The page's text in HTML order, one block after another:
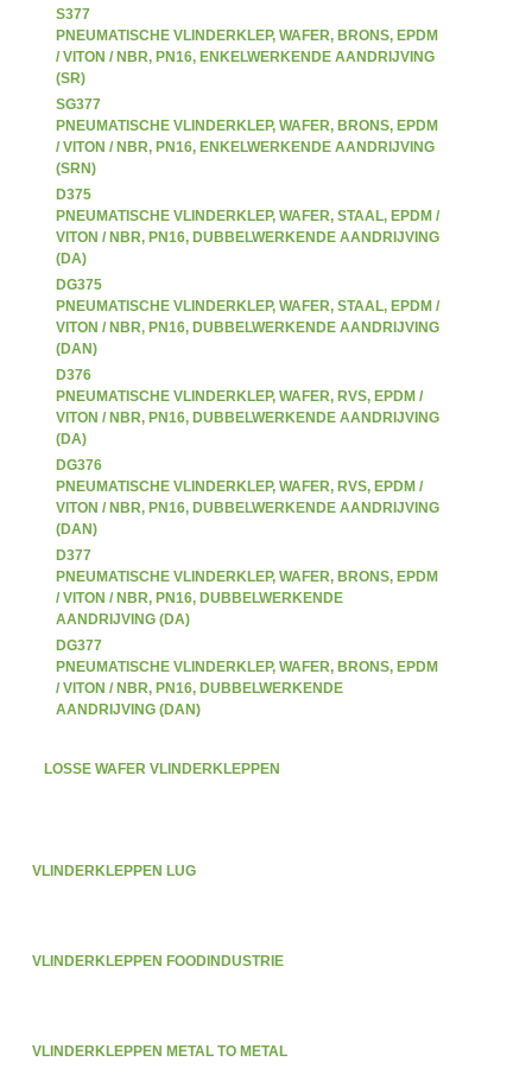
S377
PNEUMATISCHE VLINDERKLEP, WAFER, BRONS, EPDM
/ VITON / NBR, PN16, ENKELWERKENDE AANDRIJVING
(SR)
SG377
PNEUMATISCHE VLINDERKLEP, WAFER, BRONS, EPDM
/ VITON / NBR, PN16, ENKELWERKENDE AANDRIJVING
(SRN)
D375
PNEUMATISCHE VLINDERKLEP, WAFER, STAAL, EPDM /
VITON / NBR, PN16, DUBBELWERKENDE AANDRIJVING
(DA)
DG375
PNEUMATISCHE VLINDERKLEP, WAFER, STAAL, EPDM /
VITON / NBR, PN16, DUBBELWERKENDE AANDRIJVING
(DAN)
D376
PNEUMATISCHE VLINDERKLEP, WAFER, RVS, EPDM /
VITON / NBR, PN16, DUBBELWERKENDE AANDRIJVING
(DA)
DG376
PNEUMATISCHE VLINDERKLEP, WAFER, RVS, EPDM /
VITON / NBR, PN16, DUBBELWERKENDE AANDRIJVING
(DAN)
D377
PNEUMATISCHE VLINDERKLEP, WAFER, BRONS, EPDM
/ VITON / NBR, PN16, DUBBELWERKENDE
AANDRIJVING (DA)
DG377
PNEUMATISCHE VLINDERKLEP, WAFER, BRONS, EPDM
/ VITON / NBR, PN16, DUBBELWERKENDE
AANDRIJVING (DAN)
LOSSE WAFER VLINDERKLEPPEN
VLINDERKLEPPEN LUG
VLINDERKLEPPEN FOODINDUSTRIE
VLINDERKLEPPEN METAL TO METAL